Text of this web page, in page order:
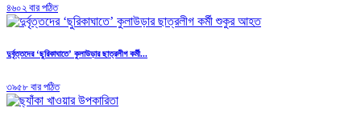
৪৬০২ বার পঠিত
দুর্বৃত্তদের ‘ছুরিকাঘাতে’ কুলাউড়ার ছাত্রলীগ কর্মী...
৩৯৫৮ বার পঠিত